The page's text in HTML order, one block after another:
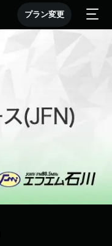
プラン変更